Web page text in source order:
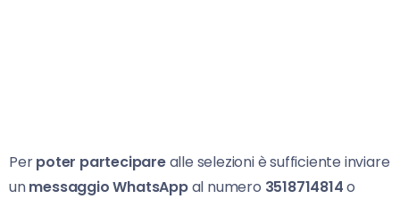
Perpoter parteciparealle selezioni è sufficiente inviare
unmessaggio WhatsAppal numero 3518714814o